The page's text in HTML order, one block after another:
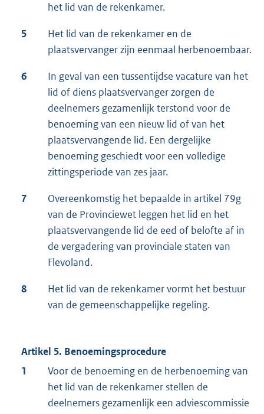
het lid van de rekenkamer.
5
Het lid van de rekenkamer en de
plaatsvervanger zijn eenmaal herbenoembaar.
6
In geval van een tussentijdse vacature van het
lid of diens plaatsvervanger zorgen de
deelnemers gezamenlijk terstond voor de
benoeming van een nieuw lid of van het
plaatsvervangende lid. Een dergelijke
benoeming geschiedt voor een volledige
zittingsperiode van zes jaar.
7
Overeenkomstig het bepaalde in artikel 79g
van de Provinciewet leggen het lid en het
plaatsvervangende lid de eed of belofte af in
de vergadering van provinciale staten van
Flevoland.
8
Het lid van de rekenkamer vormt het bestuur
van de gemeenschappelijke regeling.
Artikel 5. Benoemingsprocedure
1
Voor de benoeming en de herbenoeming van
het lid van de rekenkamer stellen de
deelnemers gezamenlijk een adviescommissie